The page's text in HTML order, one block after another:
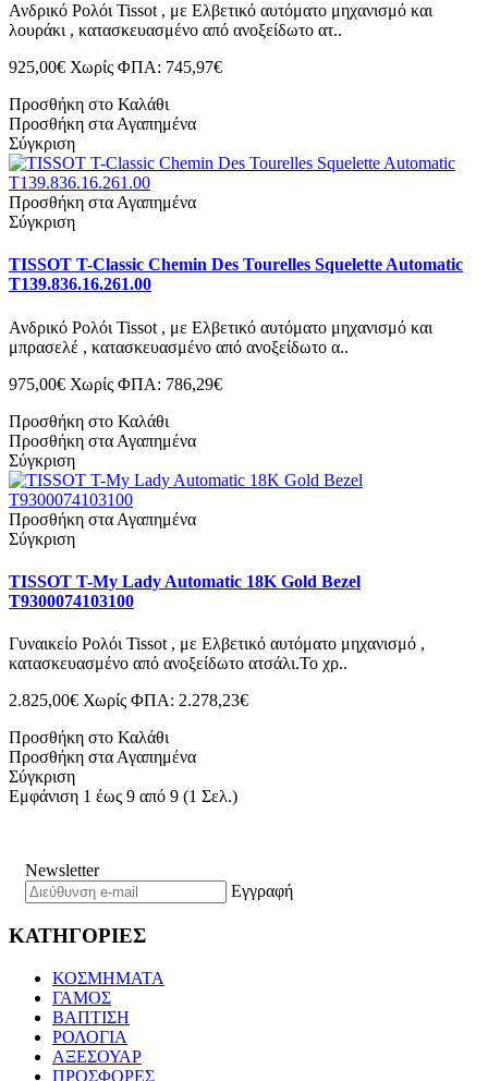
Ανδρικό Ρολόι Tissot , με Ελβετικό αυτόματο μηχανισμό και
λουράκι , κατασκευασμένο από ανοξείδωτο ατ..
925,00€ Χωρίς ΦΠΑ: 745,97€
Προσθήκη στο Καλάθι
Προσθήκη στα Αγαπημένα
Σύγκριση
Προσθήκη στα Αγαπημένα
Σύγκριση
TISSOT T-Classic Chemin Des Tourelles Squelette Automatic
T139.836.16.261.00
Ανδρικό Ρολόι Tissot , με Ελβετικό αυτόματο μηχανισμό και
μπρασελέ , κατασκευασμένο από ανοξείδωτο α..
975,00€ Χωρίς ΦΠΑ: 786,29€
Προσθήκη στο Καλάθι
Προσθήκη στα Αγαπημένα
Σύγκριση
Προσθήκη στα Αγαπημένα
Σύγκριση
TISSOT T-My Lady Automatic 18K Gold Bezel
T9300074103100
Γυναικείο Ρολόι Tissot , με Ελβετικό αυτόματο μηχανισμό ,
κατασκευασμένο από ανοξείδωτο ατσάλι.Το χρ..
2.825,00€ Χωρίς ΦΠΑ: 2.278,23€
Προσθήκη στο Καλάθι
Προσθήκη στα Αγαπημένα
Σύγκριση
Εμφάνιση 1 έως 9 από 9 (1 Σελ.)
Newsletter
Εγγραφή
ΚΑΤΗΓΟΡΙΕΣ
ΚΟΣΜΗΜΑΤΑ
ΓΑΜΟΣ
ΒΑΠΤΙΣΗ
ΡΟΛΟΓΙΑ
ΑΞΕΣΟΥΑΡ
ΠΡΟΣΦΟΡΕΣ